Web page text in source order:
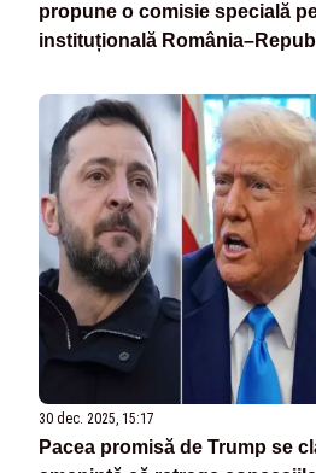
propune o comisie specială
instituțională
30 dec. 2025, 15:17
Pacea promisă de Trump se